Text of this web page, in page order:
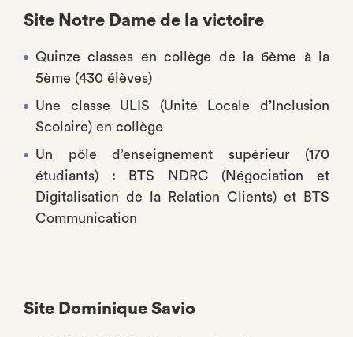
Site Notre Dame de la victoire
Quinze classes en collège de la 6ème à la
5ème (430 élèves)
Une classe ULIS (Unité Locale d’Inclusion
Scolaire) en collège
Un pôle d’enseignement supérieur (170
étudiants) : BTS NDRC (Négociation et
Digitalisation de la Relation Clients) et BTS
Communication
Site Dominique Savio